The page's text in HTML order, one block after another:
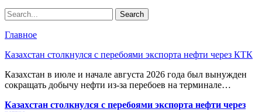
Главное
Казахстан столкнулся с перебоями экспорта нефти через КТК
Казахстан в июле и начале августа 2026 года был вынужден
сокращать добычу нефти из-за перебоев на терминале…
Казахстан столкнулся с перебоями экспорта нефти через